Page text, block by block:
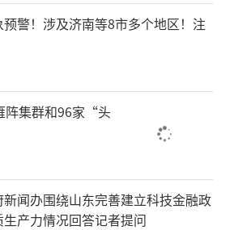
警！涉及济南等8市多个地区！注
阵集群和96家“头
闻办围绕山东完善建立科技金融政
产力情况回答记者提问